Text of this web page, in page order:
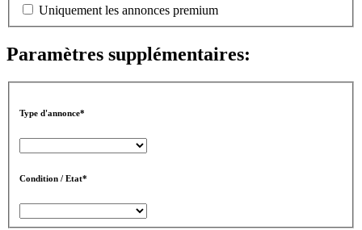
Uniquement les annonces premium
Paramètres supplémentaires:
Type d'annonce*
Condition / Etat*